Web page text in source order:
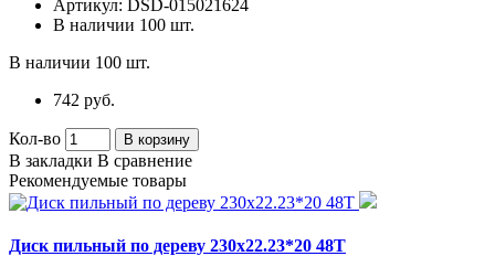
Артикул:
DSD-015021624
В наличии 100 шт.
В наличии 100 шт.
742 руб.
Кол-во В корзину
В закладки В сравнение
Рекомендуемые товары
Диск пильный по дереву 230х22.23*20 48Т